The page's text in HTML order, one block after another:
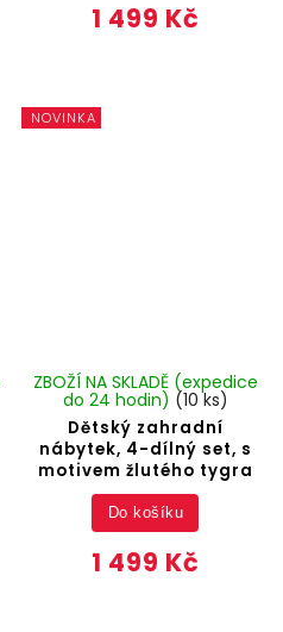
1 499 Kč
NOVINKA
Dětský zahradní
nábytek, 4-dílný set, s
motivem žlutého tygra
ZBOŽÍ NA SKLADĚ (expedice
do 24 hodin) (10 ks)
1 499 Kč
Do košíku